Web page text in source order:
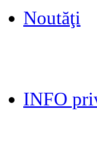
Noutăţi
INFO